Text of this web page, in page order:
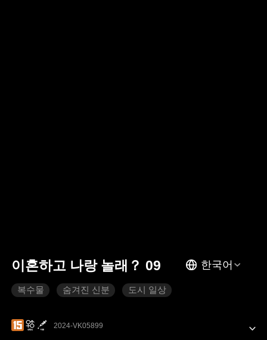
이혼하고 나랑 놀래？ 09 한국어
복수물 숨겨진 신분 도시 일상
2024-VK05899